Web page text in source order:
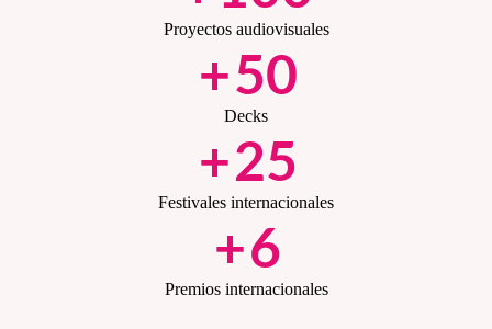
Proyectos audiovisuales
+50
Decks
+25
Festivales internacionales
+6
Premios internacionales